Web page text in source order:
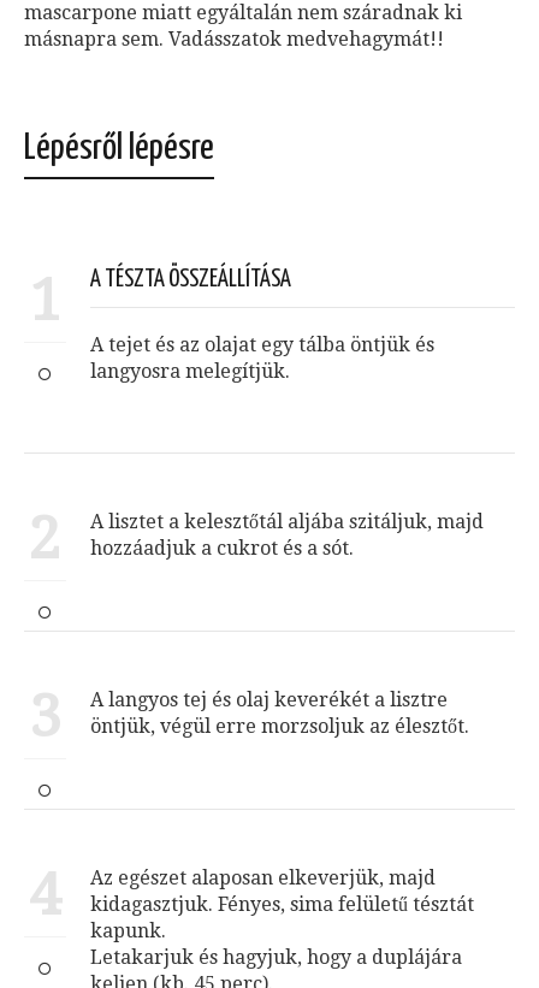
mascarpone miatt egyáltalán nem száradnak ki
másnapra sem. Vadásszatok medvehagymát!!
Lépésről lépésre
1 A TÉSZTA ÖSSZEÁLLÍTÁSA
A tejet és az olajat egy tálba öntjük és
langyosra melegítjük.
2
A lisztet a kelesztőtál aljába szitáljuk, majd
hozzáadjuk a cukrot és a sót.
3
A langyos tej és olaj keverékét a lisztre
öntjük, végül erre morzsoljuk az élesztőt.
4
Az egészet alaposan elkeverjük, majd
kidagasztjuk. Fényes, sima felületű tésztát
kapunk.
Letakarjuk és hagyjuk, hogy a duplájára